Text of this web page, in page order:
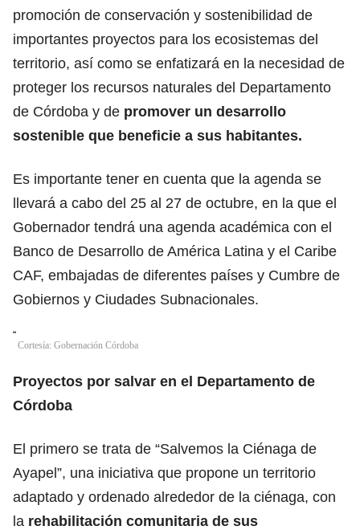
promoción de conservación y sostenibilidad de
importantes proyectos para los ecosistemas del
territorio, así como se enfatizará en la necesidad de
proteger los recursos naturales del Departamento
de Córdoba y de promover un desarrollo
sostenible que beneficie a sus habitantes.
Es importante tener en cuenta que la agenda se
llevará a cabo del 25 al 27 de octubre, en la que el
Gobernador tendrá una agenda académica con el
Banco de Desarrollo de América Latina y el Caribe
CAF, embajadas de diferentes países y Cumbre de
Gobiernos y Ciudades Subnacionales.
Cortesía: Gobernación Córdoba
Proyectos por salvar en el Departamento de
Córdoba
El primero se trata de “Salvemos la Ciénaga de
Ayapel”, una iniciativa que propone un territorio
adaptado y ordenado alrededor de la ciénaga, con
la rehabilitación comunitaria de sus